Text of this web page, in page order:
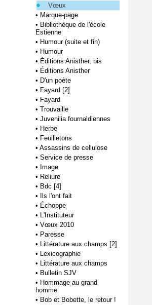
Vœux
• Marque-page
• Bibliothèque de l'école
Estienne
• Humour (suite et fin)
• Humour
• Éditions Anisther, bis
• Éditions Anisther
• D'un poète
• Fayard [2]
• Fayard
• Trouvaille
• Juvenilia fournaldiennes
• Herbe
• Feuilletons
• Assassins de cellulose
• Service de presse
• Image
• Reliure
• Bdc [4]
•
Ils l'ont fait
• Échoppe
• L'Instituteur
• Vœux 2010
• Paresse
• Littérature aux champs [2]
• Lexicographie
• Littérature aux champs
• Bulletin SJV
• Hommage au grand
homme
• Bob et Bobette, le retour !